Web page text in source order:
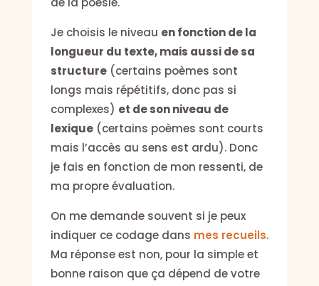
Je choisis le niveau en fonction de la
longueur du texte, mais aussi de sa
structure(certains poèmes sont
longs mais répétitifs, donc pas si
complexes) et de son niveau de
lexique(certains poèmes sont courts
mais l’accès au sens est ardu). Donc
je fais en fonction de mon ressenti, de
ma propre évaluation.
On me demande souvent si je peux
indiquer ce codage dans mes recueils.
Ma réponse est non, pour la simple et
bonne raison que ça dépend de votre